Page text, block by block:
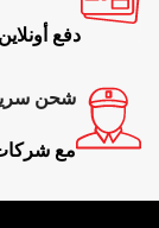
دفع
شحن
مع